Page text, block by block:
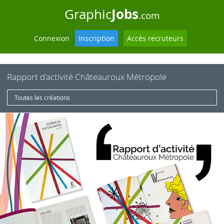
GraphicJobs.com
Connexion Inscription Accès recruteurs
Rapport d'activité Châteauroux Métropole
Toutes les créations